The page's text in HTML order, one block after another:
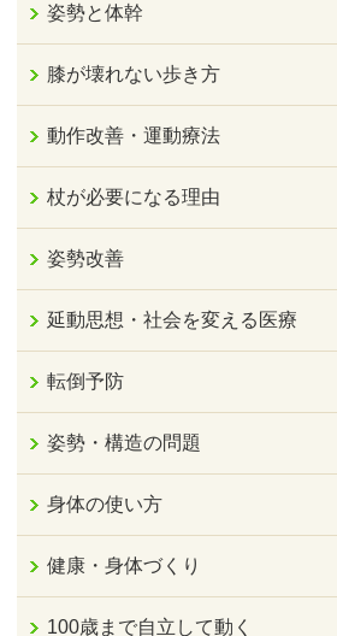
姿勢と体幹
膝が壊れない歩き方
動作改善・運動療法
杖が必要になる理由
姿勢改善
延動思想・社会を変える医療
転倒予防
姿勢・構造の問題
身体の使い方
健康・身体づくり
100歳まで自立して動く